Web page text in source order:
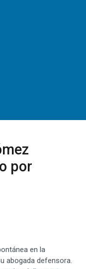
por
en la
abogada defensora.